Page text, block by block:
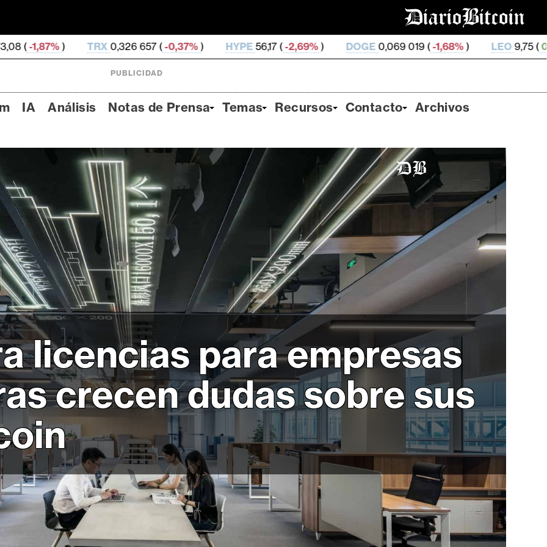
0,326 657 ( -0,37% ) HYPE56,17 (-2,69%) DOGE0,069 019 ( -1,68% ) LEO9,75 (0,06% ZEC
PUBLICIDAD
IA Análisis Notas de Prensa Temas Recursos Contacto Archivos
licencias para empresas
crecen dudas sobre sus